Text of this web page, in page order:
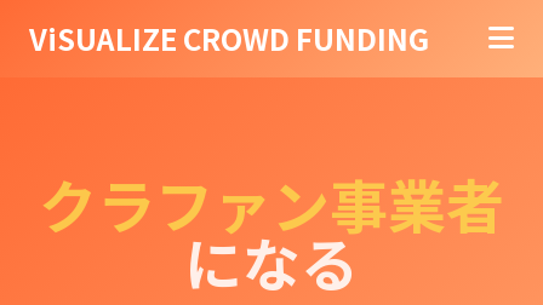
ViSUALIZE CROWD FUNDING
クラファン事業者
になる